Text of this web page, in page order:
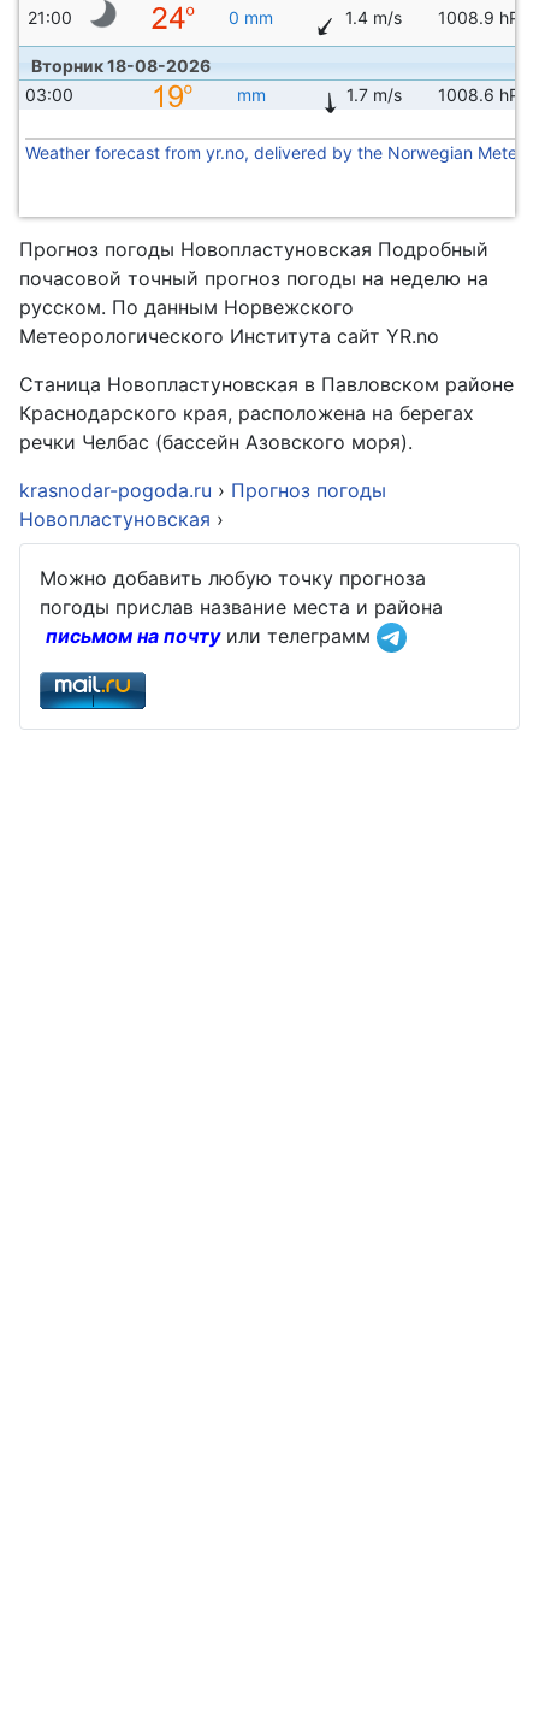
21:00 0 mm 1.4 m/s 1008.9 hPa
Вторник 18-08-2026
03:00
mm 1.7 m/s 1008.6 hPa
Weather forecast from yr.no, delivered by the Norwegian
Прогноз погоды Новопластуновская Подробный
почасовой точный прогноз погоды на неделю на
русском. По данным Норвежского
Метеорологического Института сайт YR.no
Станица Новопластуновская в Павловском районе
Краснодарского края, расположена на берегах
речки Челбас (бассейн Азовского моря).
krasnodar-pogoda.ru › Прогноз погоды
Новопластуновская ›
Можно добавить любую точку прогноза
погоды прислав название места и района
письмом на почтуили телеграмм